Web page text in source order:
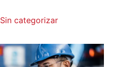
Sin categorizar